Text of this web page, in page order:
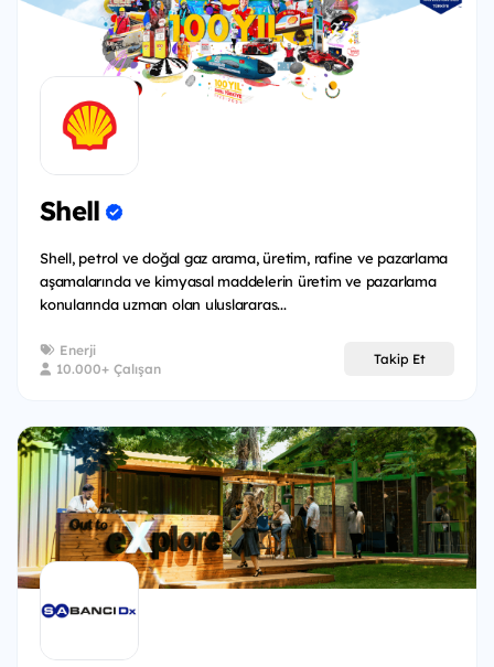
Shell
Shell, petrol ve doğal gaz arama, üretim, rafine ve pazarlama
aşamalarında ve kimyasal maddelerin üretim ve pazarlama
konularında uzman olan uluslararas...
Enerji
10.000+ Çalışan
Takip Et